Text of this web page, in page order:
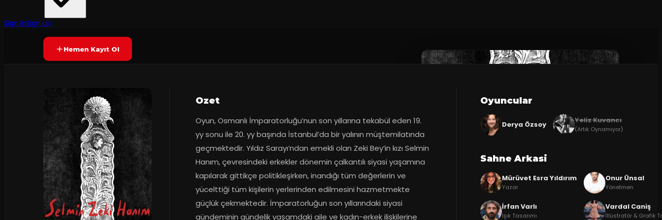
Sign InSign UpYAKINDA Puanlama kapalı
Hemen Kayıt Ol
Ozet
Oyun, Osmanlı İmparatorluğu’nun son yıllarına tekabül eden 19.
yy sonu ile 20. yy başında İstanbul’da bir yalının müştemilatında
geçmektedir. Yıldız Sarayı’ndan emekli olan Zeki Bey’in kızı Selmin
Hanım, çevresindeki erkekler dönemin çalkantılı siyasi yaşamına
kapılarak gittikçe politikleşirken, inandığı tüm değerlerin ve
yücelttiği tüm kişilerin yerlerinden edilmesini hazmetmekte
güçlük çekmektedir. İmparatorluğun son yıllarındaki siyasi
gündeminin gündelik yaşamdaki aile ve kadın-erkek ilişkilerine
Oyuncular
Derya Özsoy Yeliz Kuvancı
(Artık Oynamıyor)
Sahne Arkasi
Mürüvet Esra Yıldırım
Yazar
Onur Ünsal
Yönetmen
İrfan Varlı
Işık Tasarımı
Vardal Caniş
İllüstratör & Grafik